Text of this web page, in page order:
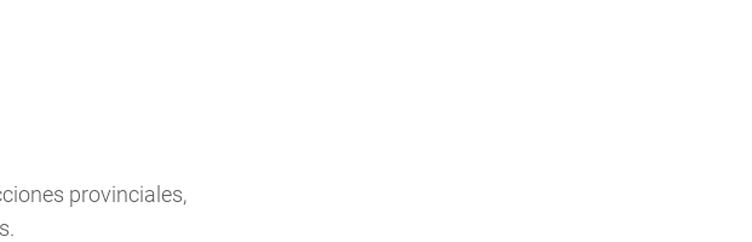
provinciales,